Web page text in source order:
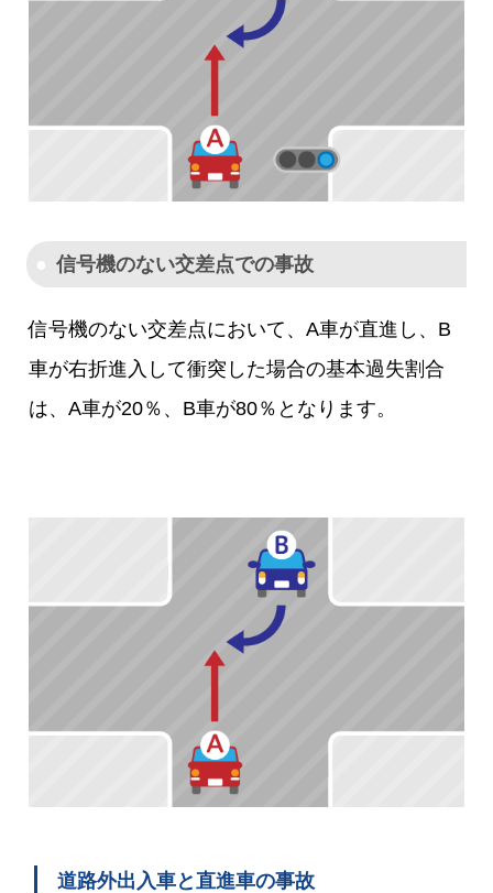
信号機のない交差点での事故
信号機のない交差点において、A車が直進し、B
車が右折進入して衝突した場合の基本過失割合
は、A車が20％、B車が80％となります。
道路外出入車と直進車の事故